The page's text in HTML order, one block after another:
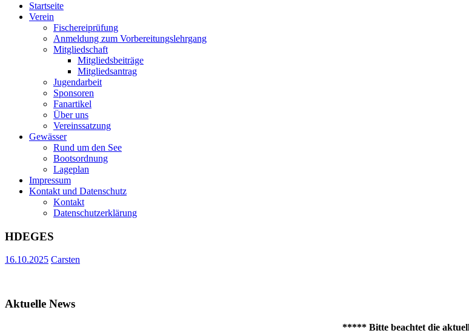
Startseite
Verein
Fischereiprüfung
Anmeldung zum Vorbereitungslehrgang
Mitgliedschaft
Mitgliedsbeiträge
Mitgliedsantrag
Jugendarbeit
Sponsoren
Fanartikel
Über uns
Vereinssatzung
Gewässer
Rund um den See
Bootsordnung
Lageplan
Impressum
Kontakt und Datenschutz
Kontakt
Datenschutzerklärung
HDEGES
16.10.2025 Carsten
Aktuelle News
***** Bitte beachtet die aktuellen